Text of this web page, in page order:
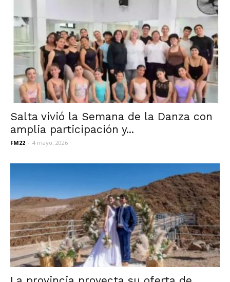
Salta vivió la Semana de la Danza con
amplia participación y...
FM22 - 4 mayo, 2026